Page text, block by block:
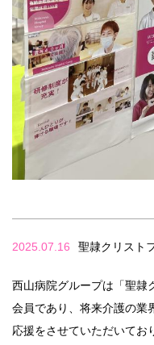
2025.07.16 聖隷クリスト
西山病院グループは「聖隷
会員であり、将来介護の業
応援をさせていただいてお